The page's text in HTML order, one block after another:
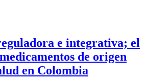
e integrativa; el
de origen
en Colombia